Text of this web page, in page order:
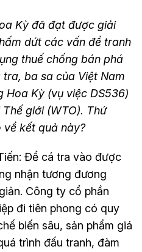
Kỳ đã đạt được giải
dứt các vấn đề tranh
thuế chống bán phá
ba sa của Việt Nam
Kỳ (vụ việc DS536)
giới (WTO). Thứ
kết quả này?
Để cá tra vào được
nhận tương đương
Công ty cổ phần
đi tiên phong có quy
biến sâu, sản phẩm giá
trình đấu tranh, đàm